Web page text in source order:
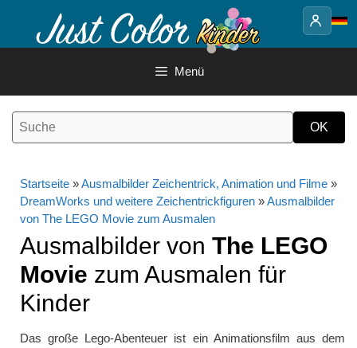
Inhalt
Menü
Startseite »Ausmalbilder Zeichentrick, Animation und Filme »
DreamWorks und weitere Zeichentrickfiguren »Ausmalbilder
von The LEGO Movie zum Ausmalen
Ausmalbilder von The LEGO
Movie zum Ausmalen für
Kinder
Das große Lego-Abenteuer ist ein Animationsfilm aus dem